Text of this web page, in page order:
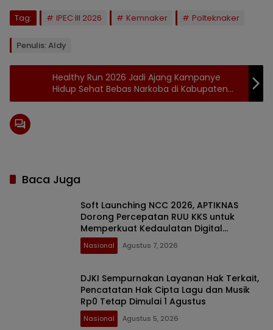
Tag: IPEC III 2026 Kemnaker Polteknaker
Penulis: Aldy
Healthy Run 2026 Jadi Ajang Kampanye
Hidup Sehat Bebas Narkoba di Kabupaten
Gorontalo
Baca Juga
Soft Launching NCC 2026, APTIKNAS
Dorong Percepatan RUU KKS untuk
Memperkuat Kedaulatan Digital
Indonesia
Nasional Agustus 7, 2026
DJKI Sempurnakan Layanan Hak Terkait,
Pencatatan Hak Cipta Lagu dan Musik
Rp0 Tetap Dimulai 1 Agustus
Nasional Agustus 5, 2026